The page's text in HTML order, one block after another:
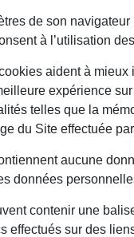
de son
à l’utilisation
aident à
expérience
telles que la
du Site effectuée
aucune
données
contenir une
effectués sur des